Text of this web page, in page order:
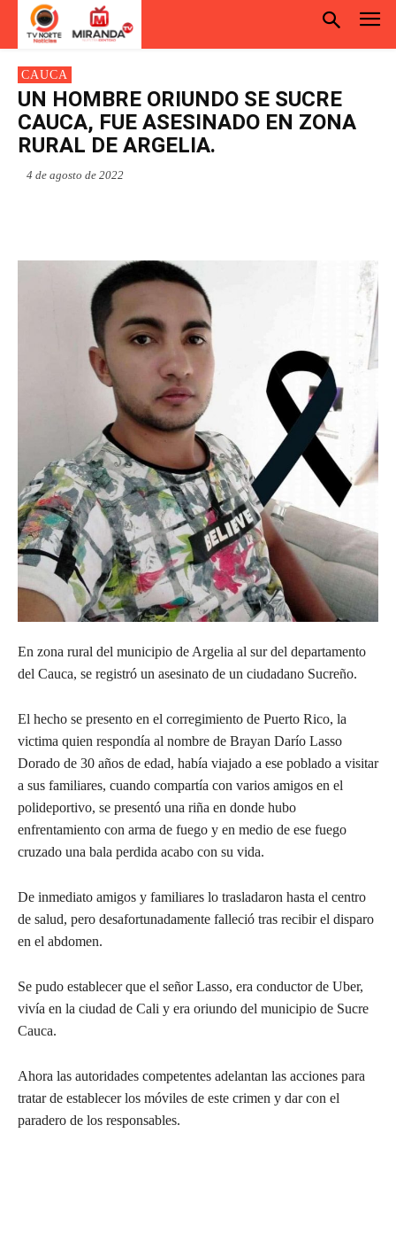
CAUCA
UN HOMBRE ORIUNDO SE SUCRE
CAUCA, FUE ASESINADO EN ZONA
RURAL DE ARGELIA.
4 de agosto de 2022
En zona rural del municipio de Argelia al sur del departamento
del Cauca, se registró un asesinato de un ciudadano Sucreño.
El hecho se presento en el corregimiento de Puerto Rico, la
victima quien respondía al nombre de Brayan Darío Lasso
Dorado de 30 años de edad, había viajado a ese poblado a visitar
a sus familiares, cuando compartía con varios amigos en el
polideportivo, se presentó una riña en donde hubo
enfrentamiento con arma de fuego y en medio de ese fuego
cruzado una bala perdida acabo con su vida.
De inmediato amigos y familiares lo trasladaron hasta el centro
de salud, pero desafortunadamente falleció tras recibir el disparo
en el abdomen.
Se pudo establecer que el señor Lasso, era conductor de Uber,
vivía en la ciudad de Cali y era oriundo del municipio de Sucre
Cauca.
Ahora las autoridades competentes adelantan las acciones para
tratar de establecer los móviles de este crimen y dar con el
paradero de los responsables.